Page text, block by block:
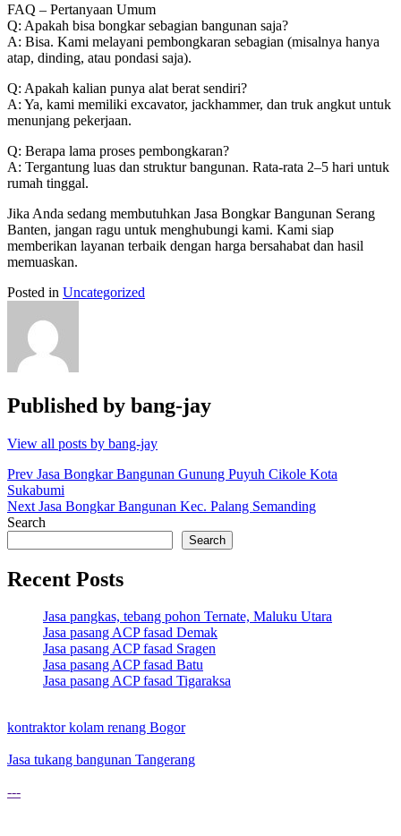
FAQ – Pertanyaan Umum
Q: Apakah bisa bongkar sebagian bangunan saja?
A: Bisa. Kami melayani pembongkaran sebagian (misalnya hanya
atap, dinding, atau pondasi saja).
Q: Apakah kalian punya alat berat sendiri?
A: Ya, kami memiliki excavator, jackhammer, dan truk angkut untuk
menunjang pekerjaan.
Q: Berapa lama proses pembongkaran?
A: Tergantung luas dan struktur bangunan. Rata-rata 2–5 hari untuk
rumah tinggal.
Jika Anda sedang membutuhkan Jasa Bongkar Bangunan Serang
Banten, jangan ragu untuk menghubungi kami. Kami siap
memberikan layanan terbaik dengan harga bersahabat dan hasil
memuaskan.
Posted in Uncategorized
Published by bang-jay
View all posts by bang-jay
Post
navigation
Prev Jasa Bongkar Bangunan Gunung Puyuh Cikole Kota
Sukabumi
Next Jasa Bongkar Bangunan Kec. Palang Semanding
Search
Search
Recent Posts
Jasa pangkas, tebang pohon Ternate, Maluku Utara
Jasa pasang ACP fasad Demak
Jasa pasang ACP fasad Sragen
Jasa pasang ACP fasad Batu
Jasa pasang ACP fasad Tigaraksa
kontraktor kolam renang Bogor
Jasa tukang bangunan Tangerang
---